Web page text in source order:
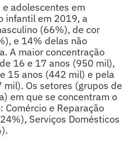
adolescentes em
infantil em 2019, a
(66%), de cor
e 14% delas não
A maior concentração
16 e 17 anos (950 mil),
15 anos (442 mil) e pela
Os setores (grupos de
em que se concentram o
e Reparação
Serviços Domésticos